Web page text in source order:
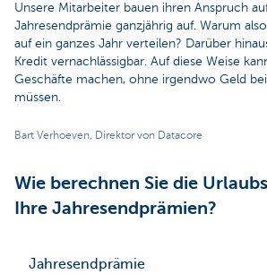
Unsere Mitarbeiter bauen ihren Anspruch
Jahresendprämie ganzjährig auf. Warum
auf ein ganzes Jahr verteilen? Darüber
Kredit vernachlässigbar. Auf diese Weise
Geschäfte machen, ohne irgendwo Geld
müssen.
Bart Verhoeven, Direktor von Datacore
Wie berechnen Sie die
Ihre Jahresendprämien?
Jahresendprämie